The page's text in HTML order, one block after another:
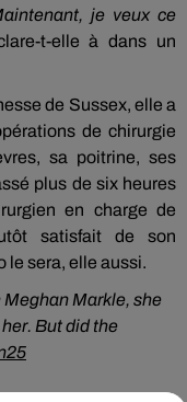
je veux ce
t-elle à dans un
de Sussex, elle a
de chirurgie
sa poitrine, ses
plus de six heures
en charge de
satisfait de son
le sera, elle aussi.
Markle, she
But did the